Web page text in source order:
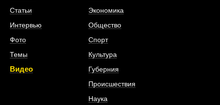
Статьи
Интервью
Фото
Темы
Видео
Экономика
Общество
Спорт
Культура
Губерния
Происшествия
Наука